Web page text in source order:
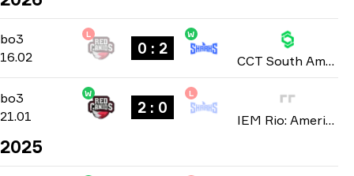
bo3 -bo3
16.02
L
0 : 2
W
CCT South America: Series #8 season 3 2026
bo3 -bo3
21.01
W
2 : 0
L
IEM Rio: Americas Closed Qualifier 2026
2025